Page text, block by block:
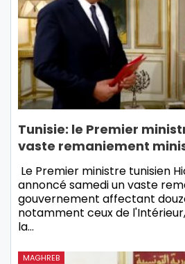
Tunisie: le Premier
vaste remaniement
Le Premier ministre tunisien
annoncé samedi un vaste
gouvernement affectant
notamment ceux de
la…
MAGHREB